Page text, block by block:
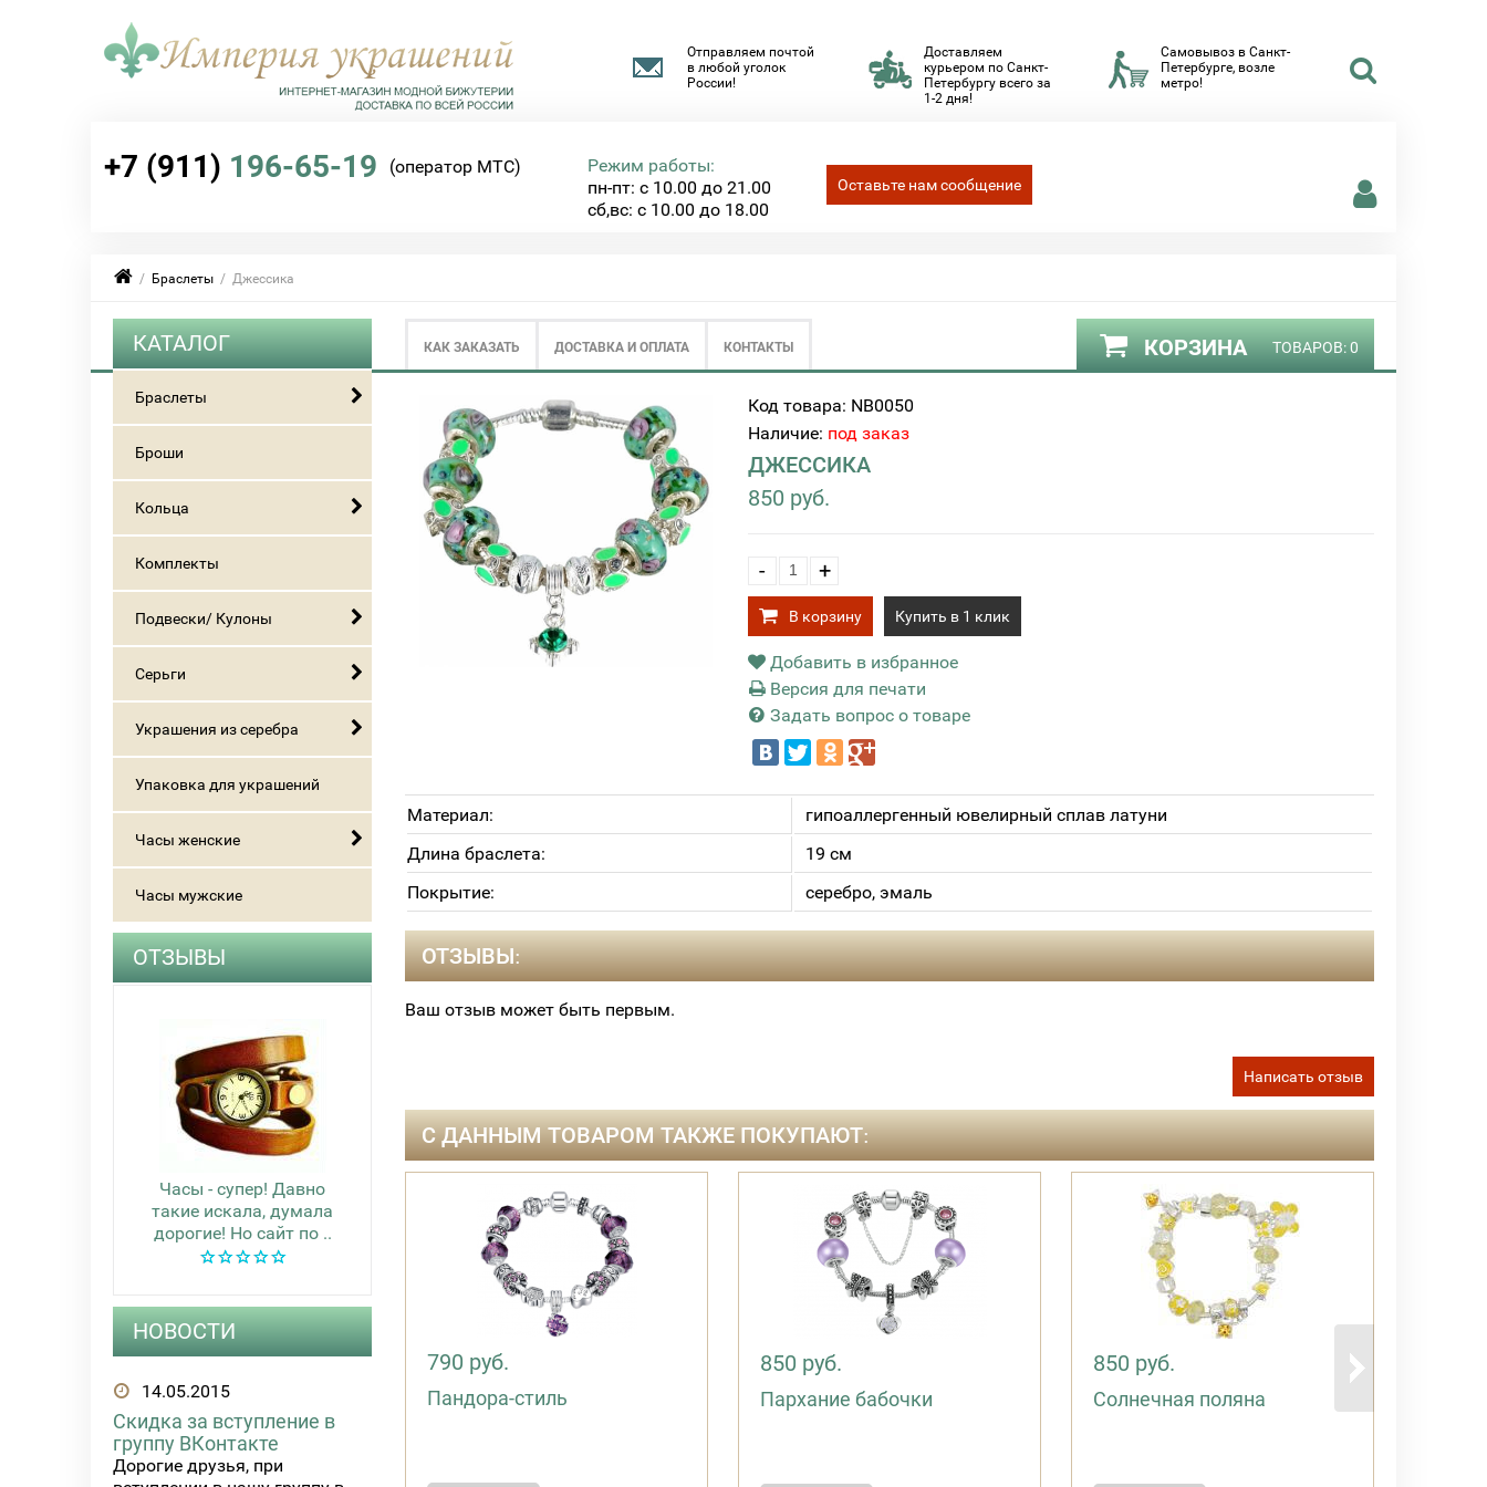
Самовывоз в Санкт-
Петербурге, возле
метро!
Доставляем
курьером по Санкт-
Петербургу всего за
1-2 дня!
Отправляем почтой
в любой уголок
России!
+7 (911) 196-65-19 (оператор МТС)
Режим работы:
пн-пт: с 10.00 до 21.00
сб,вс: с 10.00 до 18.00
Оставьте нам сообщение
/ Браслеты / Джессика
КОРЗИНА ТОВАРОВ:0
КАК ЗАКАЗАТЬ ДОСТАВКА И ОПЛАТА КОНТАКТЫ
КАТАЛОГ
Браслеты
Броши
Кольца
Комплекты
Подвески/ Кулоны
Серьги
Украшения из серебра
Упаковка для украшений
Часы женские
Часы мужские
ОТЗЫВЫ
Часы - супер! Давно
такие искала, думала
дорогие! Но сайт по ..
НОВОСТИ
14.05.2015
Скидка за вступление в
группу ВКонтакте
Дорогие друзья, при
Код товара: NB0050
Наличие: под заказ
ДЖЕССИКА
850 руб.
- +
В корзину Купить в 1 клик
Добавить в избранное
Версия для печати
Задать вопрос о товаре
Материал:
гипоаллергенный ювелирный сплав латуни
Длина браслета:
19 см
Покрытие:
серебро, эмаль
ОТЗЫВЫ:
Ваш отзыв может быть первым.
Написать отзыв
С ДАННЫМ ТОВАРОМ ТАКЖЕ ПОКУПАЮТ:
790 руб.
Пандора-стиль
850 руб.
Пархание бабочки
850 руб.
Солнечная поляна